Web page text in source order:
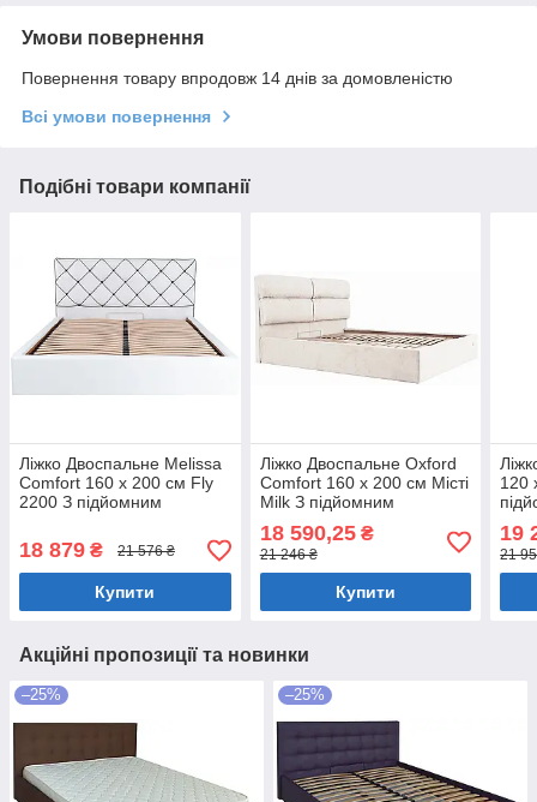
Умови повернення
Повернення товару впродовж 14 днів за домовленістю
Всі умови повернення
Подібні товари компанії
Ліжко Двоспальне Melissa
Comfort 160 х 200 см Fly
2200 З підйомним
білизни Білий
18 879 ₴ 21 576 ₴
Купити
Ліжко Двоспальне Oxford
Comfort 160 х 200 см Місті
Milk З підйомним
механізмом та нішою для
білизни Бежевий
18 590,25₴
21 246 ₴
Купити
120
19
21
Акційні пропозиції та новинки
–25% –25%